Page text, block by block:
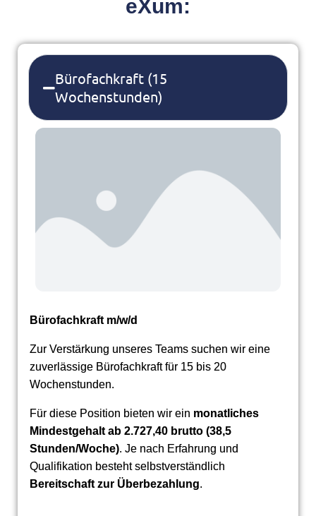
eXum:
Bürofachkraft (15
Wochenstunden)
Bürofachkraft m/w/d
Zur Verstärkung unseres Teams suchen wir eine
zuverlässige Bürofachkraft für 15 bis 20
Wochenstunden.
Für diese Position bieten wir ein monatliches
Mindestgehalt ab 2.727,40 brutto (38,5
Stunden/Woche). Je nach Erfahrung und
Qualifikation besteht selbstverständlich
Bereitschaft zur Überbezahlung.